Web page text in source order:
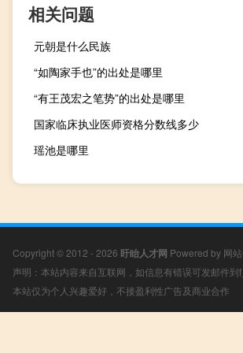
相关问题
元朝是什么民族
“如陶家手也”的出处是哪里
“有王茂宏之笔势”的出处是哪里
国家临床执业医师资格分数线多少
瑶池是哪里
Copyright © 2012 - 2026 盱眙人才网 Powered by 网
声明：本站内容来自互联网，如信息有错误可发邮件
本站仅为个人兴趣爱好，不接盈利性广告及商业合作